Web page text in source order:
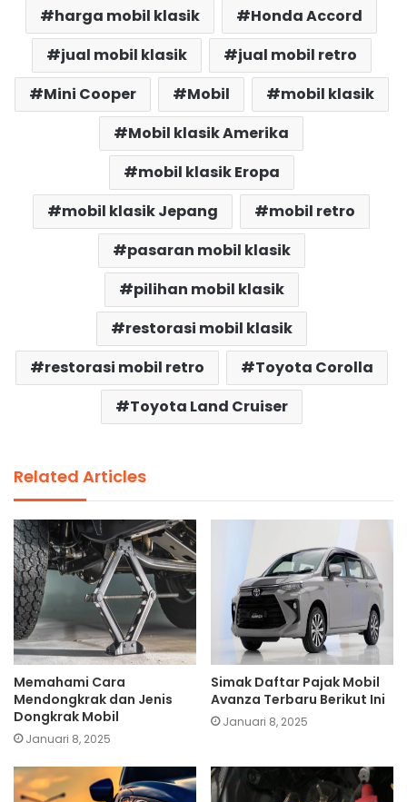
harga mobil klasik
Honda Accord
jual mobil klasik
jual mobil retro
Mini Cooper
Mobil
mobil klasik
Mobil klasik Amerika
mobil klasik Eropa
mobil klasik Jepang
mobil retro
pasaran mobil klasik
pilihan mobil klasik
restorasi mobil klasik
restorasi mobil retro
Toyota Corolla
Toyota Land Cruiser
Related Articles
Memahami Cara
Mendongkrak dan Jenis
Dongkrak Mobil
Januari 8, 2025
Simak Daftar Pajak Mobil
Avanza Terbaru Berikut Ini
Januari 8, 2025